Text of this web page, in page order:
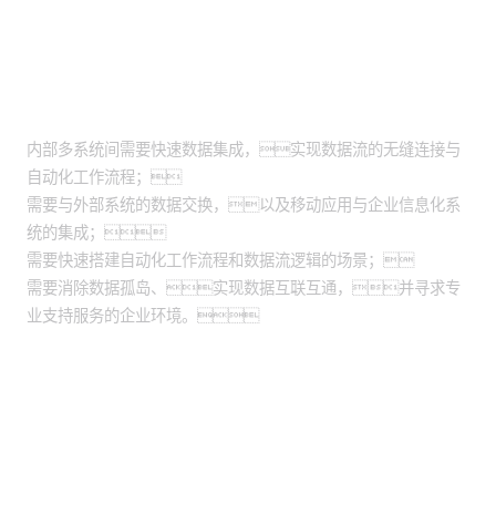
内部多系统间需要快速数据集成，实现数据流的无缝连接与
自动化工作流程；
需要与外部系统的数据交换，以及移动应用与企业信息化系
统的集成；
需要快速搭建自动化工作流程和数据流逻辑的场景；
需要消除数据孤岛、实现数据互联互通，并寻求专
业支持服务的企业环境。